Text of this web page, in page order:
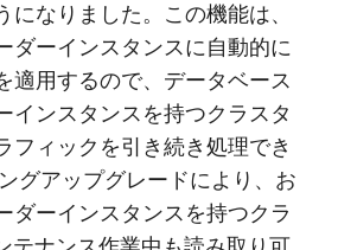
になりました。この機能は、
ダーインスタンスに自動的に
適用するので、データベース
インスタンスを持つクラスタ
フィックを引き続き処理でき
グアップグレードにより、お
ダーインスタンスを持つクラ